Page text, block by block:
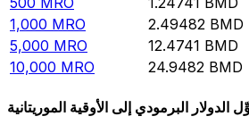
1,000 MRO 2.49482 BMD
5,000 MRO 12.4741 BMD
10,000 MRO 24.9482 BMD
الدولار البرمودي إلى الأوقية الموريتانية